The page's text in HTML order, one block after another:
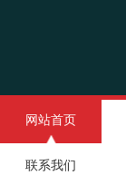
网站首页
联系我们